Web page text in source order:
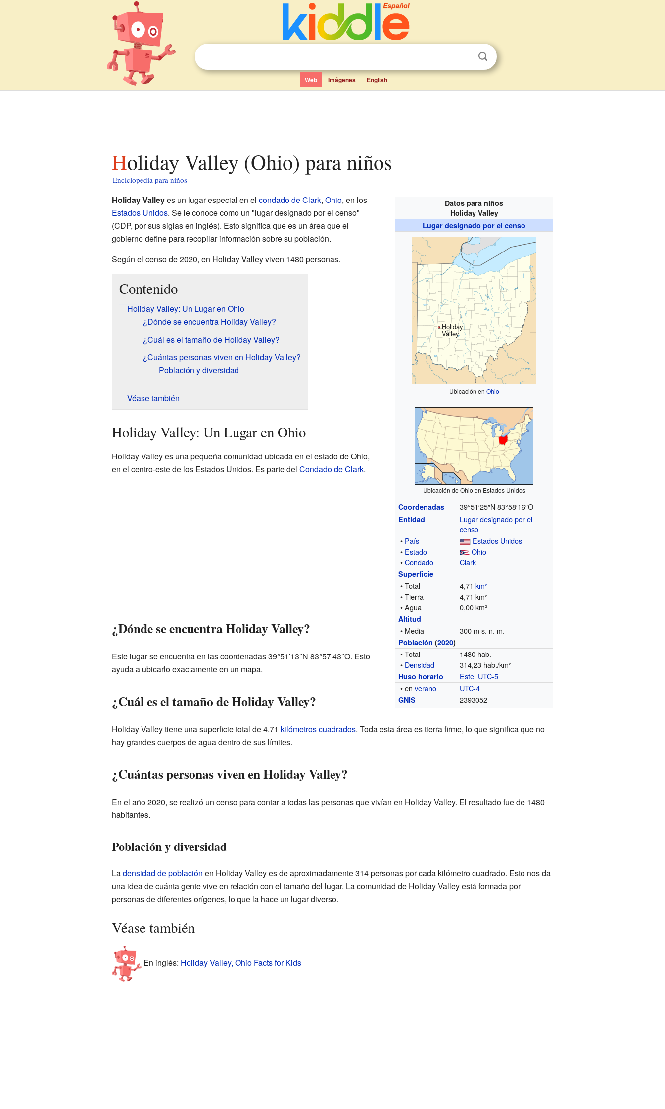
Web Imágenes English
Holiday Valley (Ohio) para niños
Enciclopedia para niños
Datos para niños
Holiday Valley
Lugar designado por el censo
Holiday
Valley
Ubicación en Ohio
Ubicación de Ohio en Estados Unidos
Coordenadas 39°51′25″N 83°58′16″O
Entidad
Lugar designado por el
censo
• País
Estados Unidos
• Estado
Ohio
•Condado Clark
Superficie
• Total 4,71km²
• Tierra
4,71 km²
• Agua
0,00 km²
Altitud
• Media 300 m s. n. m.
Población (2020)
• Total
1480 hab.
• Densidad 314,23 hab./km²
Huso horario Este: UTC-5
• enverano UTC-4
GNIS 2393052
Holiday Valleyes un lugar especial en el condado de Clark, Ohio, en los
Estados Unidos. Se le conoce como un "lugar designado por el censo"
(CDP, por sus siglas en inglés). Esto significa que es un área que el
gobierno define para recopilar información sobre su población.
Según el censo de 2020, en Holiday Valley viven 1480 personas.
Contenido
Holiday Valley: Un Lugar en Ohio
¿Dónde se encuentra Holiday Valley?
¿Cuál es el tamaño de Holiday Valley?
¿Cuántas personas viven en Holiday Valley?
Población y diversidad
Véase también
Holiday Valley: Un Lugar en Ohio
Holiday Valley es una pequeña comunidad ubicada en el estado de Ohio,
en el centro-este de los Estados Unidos. Es parte del Condado de Clark.
¿Dónde se encuentra Holiday Valley?
Este lugar se encuentra en las coordenadas 39°51′13″N 83°57′43″O. Esto
ayuda a ubicarlo exactamente en un mapa.
¿Cuál es el tamaño de Holiday Valley?
Holiday Valley tiene una superficie total de 4.71 kilómetros cuadrados. Toda esta área es tierra firme, lo que significa que no
hay grandes cuerpos de agua dentro de sus límites.
¿Cuántas personas viven en Holiday Valley?
En el año 2020, se realizó un censo para contar a todas las personas que vivían en Holiday Valley. El resultado fue de 1480
habitantes.
Población y diversidad
Ladensidad de población en Holiday Valley es de aproximadamente 314 personas por cada kilómetro cuadrado. Esto nos da
una idea de cuánta gente vive en relación con el tamaño del lugar. La comunidad de Holiday Valley está formada por
personas de diferentes orígenes, lo que la hace un lugar diverso.
Véase también
En inglés: Holiday Valley, Ohio Facts for Kids